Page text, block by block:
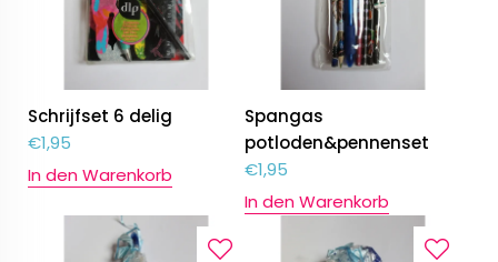
Schrijfset 6 delig
€1,95
In den Warenkorb
Spangas
potloden&pennenset
€1,95
In den Warenkorb